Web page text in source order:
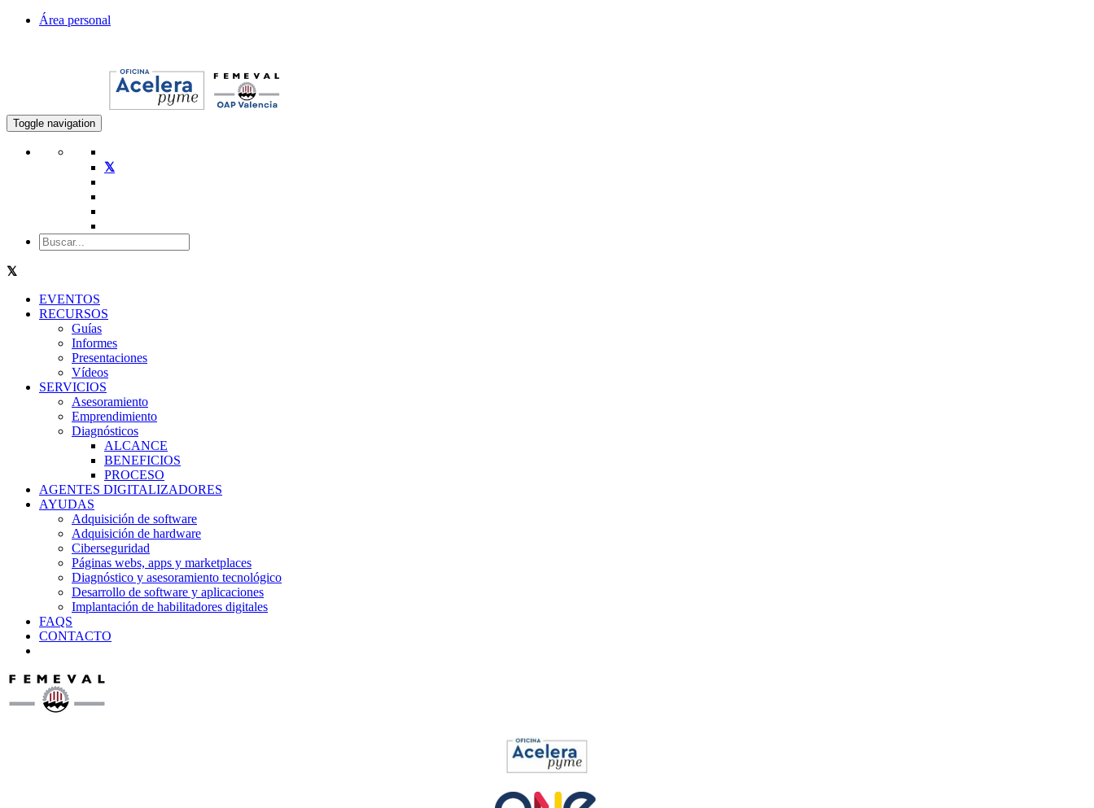
Área personal
Toggle navigation
EVENTOS
RECURSOS
Guías
Informes
Presentaciones
Vídeos
SERVICIOS
Asesoramiento
Emprendimiento
Diagnósticos
ALCANCE
BENEFICIOS
PROCESO
AGENTES DIGITALIZADORES
AYUDAS
Adquisición de software
Adquisición de hardware
Ciberseguridad
Páginas webs, apps y marketplaces
Diagnóstico y asesoramiento tecnológico
Desarrollo de software y aplicaciones
Implantación de habilitadores digitales
FAQS
CONTACTO